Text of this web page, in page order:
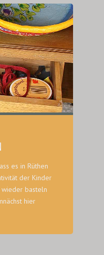
es in Rüthen
der Kinder
wieder basteln
hier